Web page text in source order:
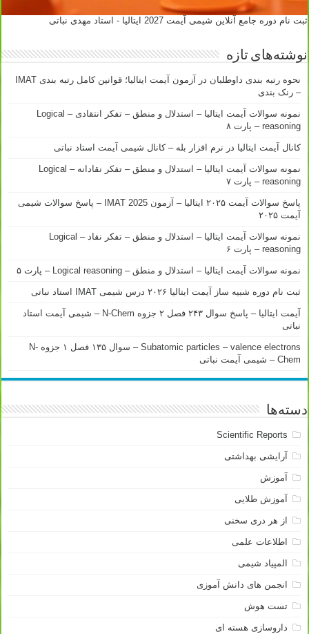
ثبت نام دوره جامع آنلاین شیمی آیمت 2027 ایتالیا - استاد مهدی نباتی
نوشته‌های تازه
نحوه رتبه بندی داوطلبان در آزمون آیمت ایتالیا؛ قوانین کامل رتبه بندی IMAT
– رنک بندی
نمونه سوالات آیمت ایتالیا – استدلال و منطق – تفکر انتقادی – Logical
reasoning – پارت ۸
کانال آیمت ایتالیا در نرم افزار بله – کانال شیمی آیمت استاد نباتی
نمونه سوالات آیمت ایتالیا – استدلال و منطق – تفکر نقادانه – Logical
reasoning – پارت ۷
پاسخ سوالات آیمت ۲۰۲۵ ایتالیا – آزمون IMAT 2025 – پاسخ سوالات شیمی
آیمت ۲۰۲۵
نمونه سوالات آیمت ایتالیا – استدلال و منطق – تفکر نقاد – Logical
reasoning – پارت ۶
نمونه سوالات آیمت ایتالیا – استدلال و منطق – Logical reasoning – پارت ۵
ثبت نام دوره شبیه ساز آیمت ایتالیا ۲۰۲۶ درس شیمی IMAT استاد نباتی
آیمت ایتالیا – پاسخ سوال ۲۴۳ فصل ۲ جزوه N-Chem – شیمی آیمت استاد
نباتی
Subatomic particles – valence electrons – سوال ۱۳۵ فصل ۱ جزوه N-
Chem – شیمی آیمت نباتی
دسته‌ها
Scientific Reports
آرایشی بهداشتی
آموزش
آموزش طلایی
از هر دری سخنی
اطلاعات علمی
المپیاد شیمی
انجمن های دانش آموزی
تست هوش
داروسازی هسته ای